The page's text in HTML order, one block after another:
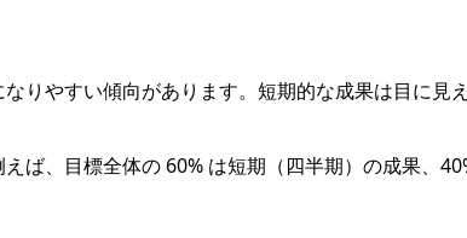
りやすい傾向があります。短期的な成果は目に
ば、目標全体の 60% は短期（四半期）の成果、